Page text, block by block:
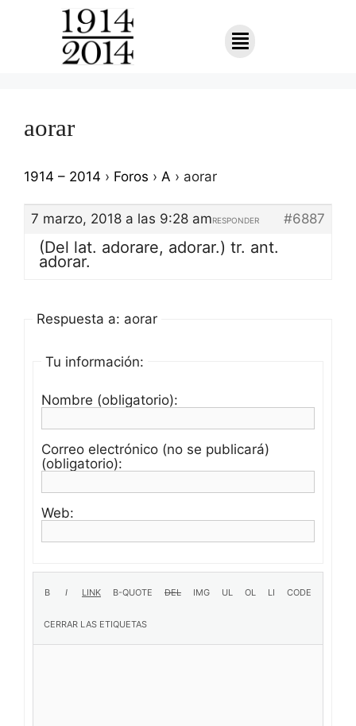
aorar
1914 – 2014 › Foros › A › aorar
7 marzo, 2018 a las 9:28 am #6887
RESPONDER
(Del lat. adorare, adorar.) tr. ant.
adorar.
Respuesta a: aorar
Tu información:
Nombre (obligatorio):
Correo electrónico (no se publicará)
(obligatorio):
Web: